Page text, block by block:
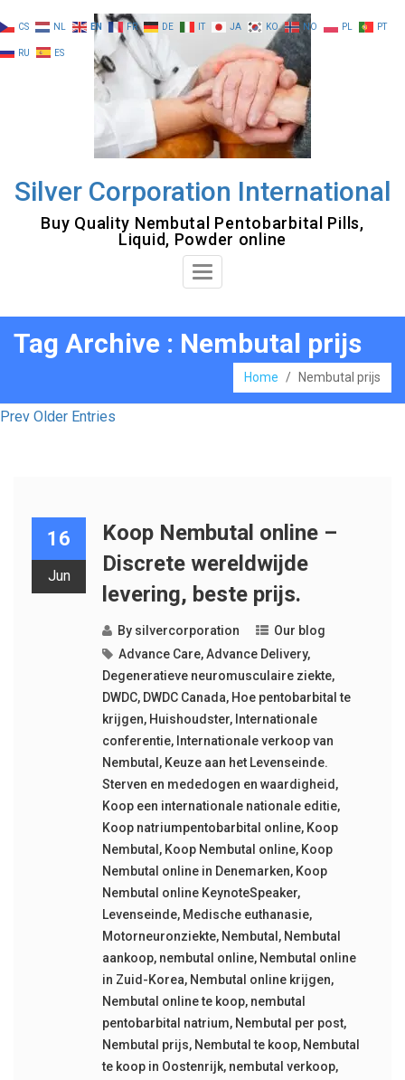
to
content
Silver Corporation International
Buy Quality Nembutal Pentobarbital Pills,
Liquid, Powder online
Toggle
Tag Archive : Nembutal prijs
Home / Nembutal prijs
Prev Older Entries
16
Jun
Koop Nembutal online –
Discrete wereldwijde
levering, beste prijs.
By silvercorporation
Our blog
Advance Care,Advance Delivery,
Degeneratieve neuromusculaire ziekte,
DWDC, DWDC Canada, Hoe pentobarbital te
krijgen, Huishoudster, Internationale
conferentie, Internationale verkoop van
Nembutal , Keuze aan het Levenseinde.
Sterven en mededogen en waardigheid ,
Koop een internationale nationale editie,
Koop natriumpentobarbital online, Koop
Nembutal , Koop Nembutal online, Koop
Nembutal online in Denemarken, Koop
Nembutal online KeynoteSpeaker,
Levenseinde, Medische euthanasie,
Motorneuronziekte, Nembutal , Nembutal
aankoop, nembutal online, Nembutal online
in Zuid-Korea, Nembutal online krijgen,
Nembutal online te koop, nembutal
pentobarbital natrium, Nembutal per post,
Nembutal prijs, Nembutal te koop, Nembutal
te koop in Oostenrijk, nembutal verkoop,
CS NL EN FR DE IT JA KO NO PL PT
RU ES